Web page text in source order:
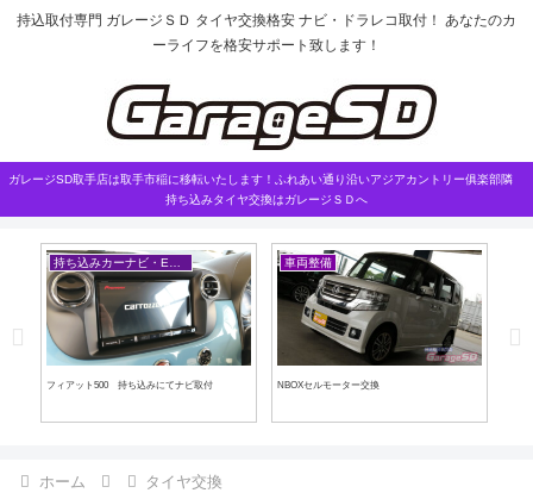
持込取付専門 ガレージＳＤ タイヤ交換格安 ナビ・ドラレコ取付！ あなたのカ
ーライフを格安サポート致します！
ガレージSD取手店は取手市稲に移転いたします！ふれあい通り沿いアジアカントリー俱楽部隣
持ち込みタイヤ交換はガレージＳＤへ
フィアット500 持ち込みにてナビ取付
車両整備
NBOXセルモーター交換
ホーム タイヤ交換